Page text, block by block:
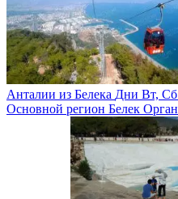
Анталии из Белека Дни Вт, Сб
Основной регион Белек